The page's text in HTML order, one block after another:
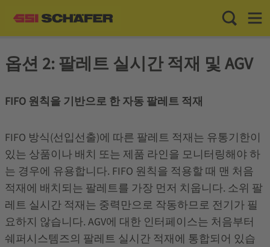
Toggle
옵션 2: 팔레트 실시간 적재 및 AGV
FIFO 원칙을 기반으로 한 자동 팔레트 적재
FIFO 방식(선입선출)에 따른 팔레트 적재는 유통기한이
있는 상품이나 배치 또는 제품 라인을 모니터링해야 하
는 경우에 유용합니다. FIFO 원칙을 적용할 때 맨 처음
적재에 배치되는 팔레트를 가장 먼저 치웁니다. 소위 팔
레트 실시간 적재는 중력만으로 작동하므로 전기가 필
요하지 않습니다. AGV에 대한 인터페이스는 처음부터
쉐퍼시스템즈의 팔레트 실시간 적재에 통합되어 있습